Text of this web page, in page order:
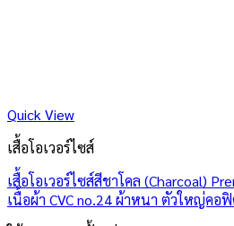
Quick View
เสื้อโอเวอร์ไซส์
เสื้อโอเวอร์ไซส์สีชาโคล (Charcoal)
เนื้อผ้า CVC no.24 ผ้าหนา ตัวใหญ่คอ